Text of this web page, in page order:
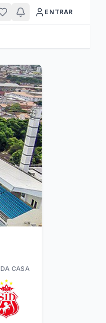
ENTRAR
DA CASA